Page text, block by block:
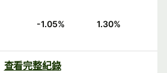
-1.05% 1.30%
查看完整紀錄